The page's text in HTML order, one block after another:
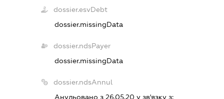
dossier.esvDebt
dossier.missingData
dossier.ndsPayer
dossier.missingData
dossier.ndsAnnul
Анульовано з 26.05.20 у зв'язку з: